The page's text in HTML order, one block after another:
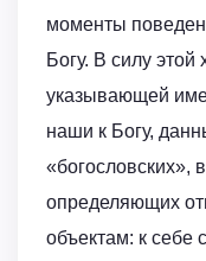
моменты
Богу. В силу
указывающей
наши к Богу,
«богословских»,
определяющих
объектам: к себе